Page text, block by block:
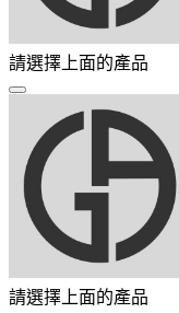
請選擇上面的產品
請選擇上面的產品